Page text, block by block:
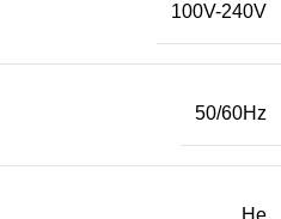
100V-240V
50/60Hz
Не